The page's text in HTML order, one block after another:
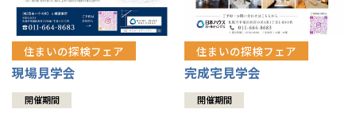
住まいの探検フェア
現場見学会
開催期間
住まいの探検フェア
完成宅見学会
開催期間
道央
道北
道南
青森
秋田
岩手
甲信越・北陸
新潟
山梨
関東
東京
東海
道央
苫小牧千歳
小樽
道北
道南
青森県
八戸
青森
秋田県
秋田
岩手県
甲信越・北陸
新潟県
長岡
山梨県
関東
東京都
東海